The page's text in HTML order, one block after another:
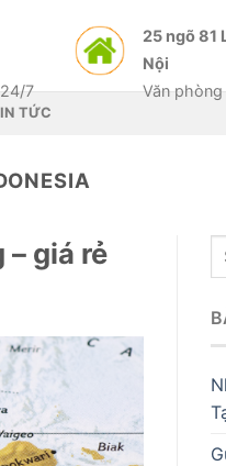
7
25 ngõ 81
Nội
Văn
TỨC
giá rẻ